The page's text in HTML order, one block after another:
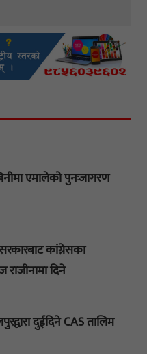
एमालेको पुनःजागरण
कांग्रेसका
दिने
दुईदिने CAS तालिम